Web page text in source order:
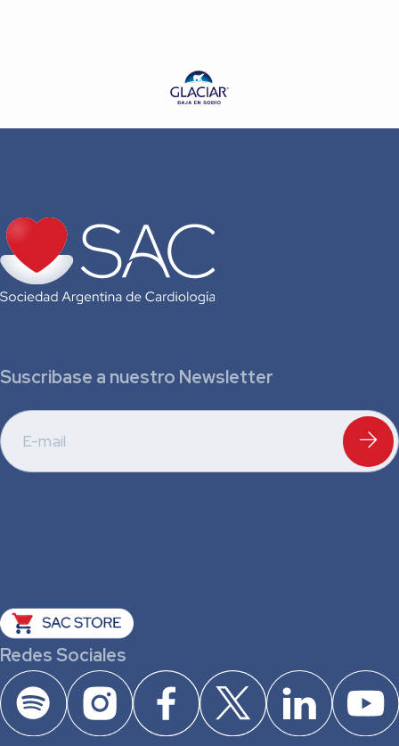
Suscribase a nuestro Newsletter
Redes Sociales